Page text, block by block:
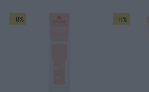
-11% -11%